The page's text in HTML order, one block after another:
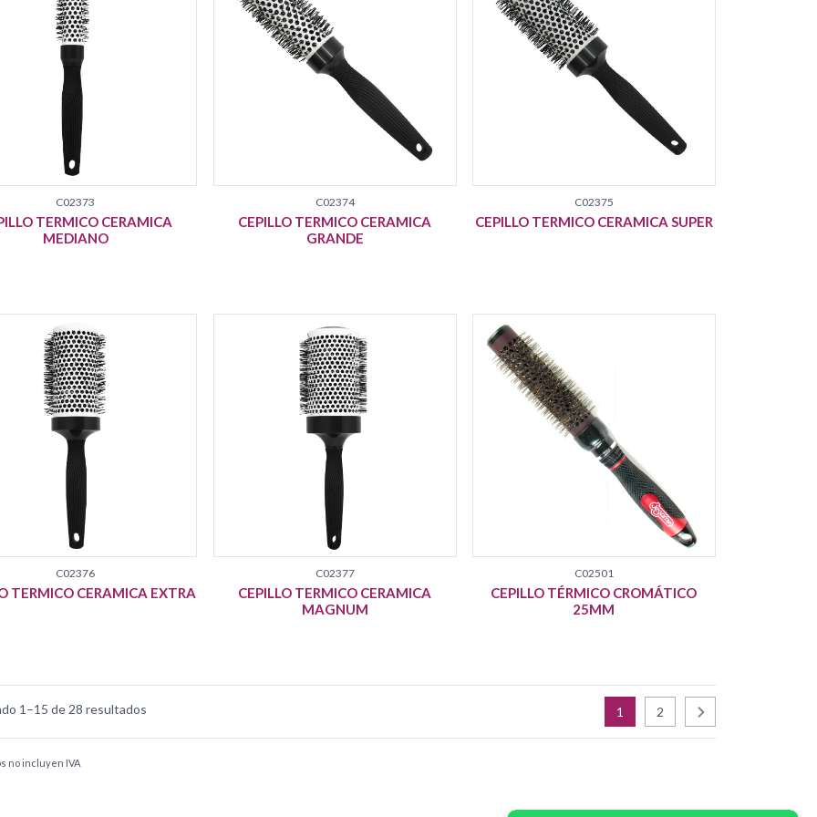
C02373
TERMICO CERAMICA
MEDIANO
C02374
CEPILLO TERMICO CERAMICA
GRANDE
C02375
CEPILLO TERMICO CERAMICA SUPER
C02376
TERMICO CERAMICA EXTRA
C02377
CEPILLO TERMICO CERAMICA
MAGNUM
C02501
CEPILLO TÉRMICO CROMÁTICO
25MM
1–15 de 28 resultados 1 2
no incluyen IVA